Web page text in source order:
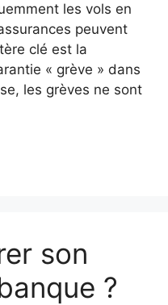
les vols en
peuvent
clé est la
« grève » dans
les grèves ne sont
son
?